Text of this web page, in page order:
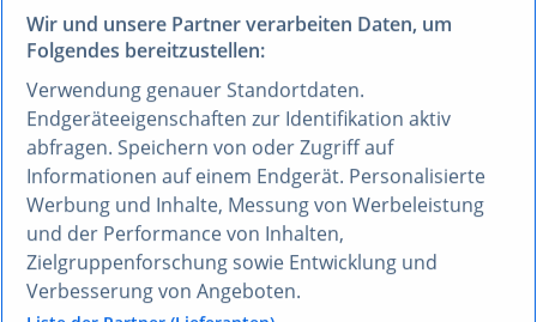
Was Sie mit derStatista
REST APImachen können
Produkte anreichern
Wir und unsere Partner verarbeiten Daten, um
Folgendes bereitzustellen:
Verwendung genauer Standortdaten.
Endgeräteeigenschaften zur Identifikation aktiv
abfragen. Speichern von oder Zugriff auf
Informationen auf einem Endgerät. Personalisierte
Werbung und Inhalte, Messung von Werbeleistung
und der Performance von Inhalten,
Zielgruppenforschung sowie Entwicklung und
Verbesserung von Angeboten.